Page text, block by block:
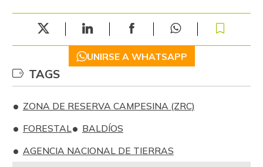
UNIRSE A WHATSAPP
TAGS
ZONA DE RESERVA CAMPESINA (ZRC)
FORESTAL
BALDÍOS
AGENCIA NACIONAL DE TIERRAS